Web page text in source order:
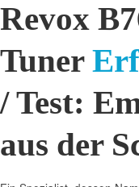
Revox
Tuner
/ Test:
aus der